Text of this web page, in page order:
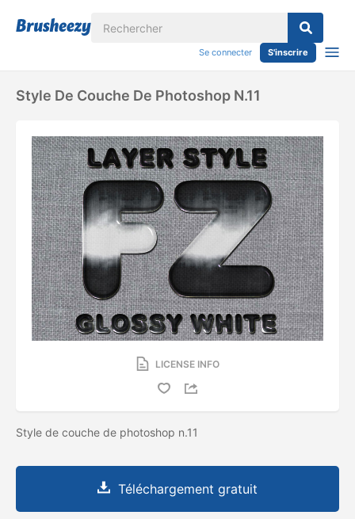
Se connecter S'inscrire
Style De Couche De Photoshop N.11
LICENSE INFO
Style de couche de photoshop n.11
Téléchargement gratuit